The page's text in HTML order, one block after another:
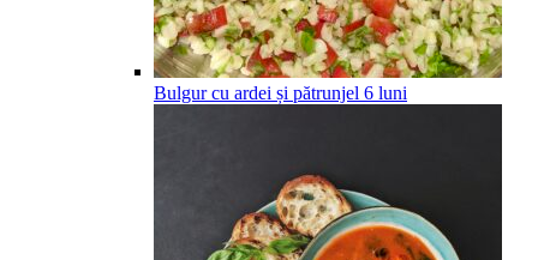
Bulgur cu ardei și pătrunjel 6 luni